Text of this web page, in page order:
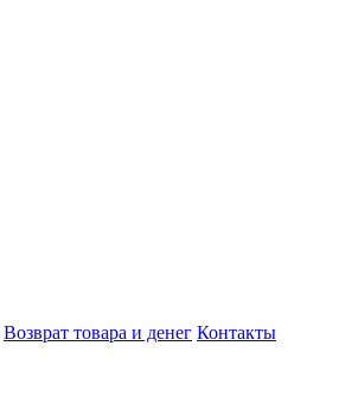
Возврат товара и денег Контакты